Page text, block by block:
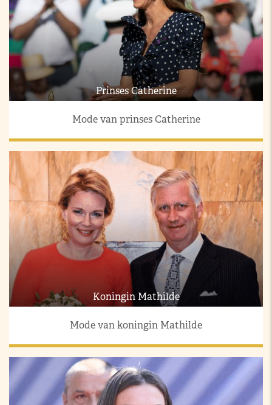
Prinses Catherine
Mode van prinses Catherine
Koningin Mathilde
Mode van koningin Mathilde